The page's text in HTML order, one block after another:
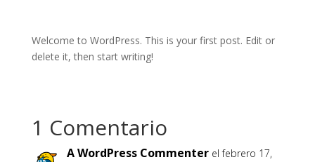
Welcome to WordPress. This is your first post. Edit or
delete it, then start writing!
1 Comentario
A WordPress Commenter el febrero 17,